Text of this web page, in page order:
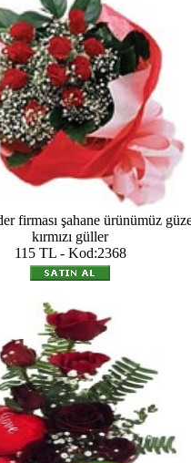
firması şahane ürünümüz
kırmızı güller
115 TL - Kod:2368